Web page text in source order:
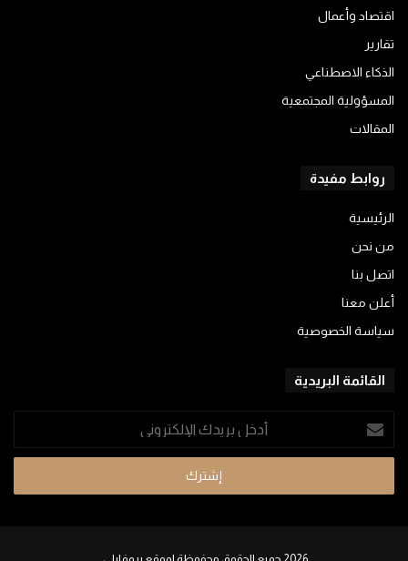
اقتصاد وأعمال
تقارير
الذكاء الاصطناعي
المسؤولية المجتمعية
المقالات
روابط مفيدة
الرئيسية
من نحن
اتصل بنا
أعلن معنا
سياسة الخصوصية
القائمة البريدية
أدخل
بريدك
الإلكتروني